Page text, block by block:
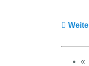
«